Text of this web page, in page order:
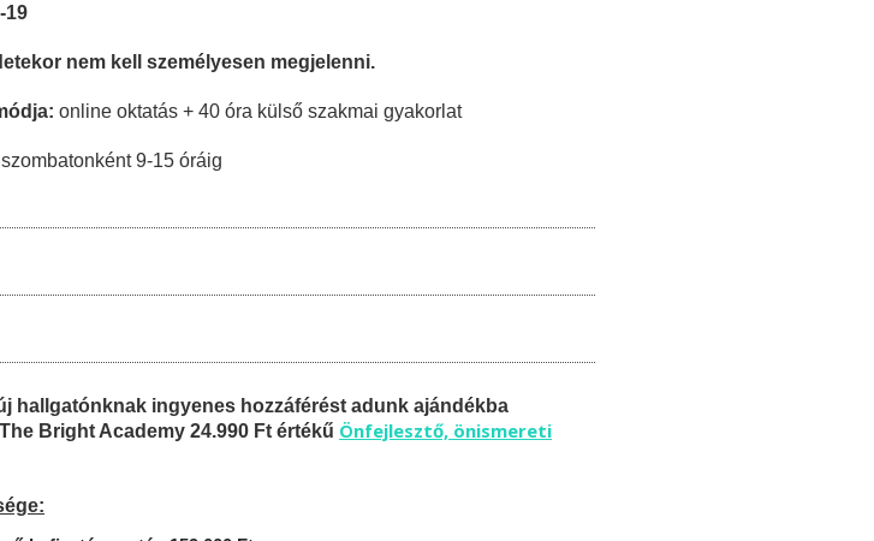
19
nem kell személyesen megjelenni.
online oktatás + 40 óra külső szakmai gyakorlat
szombatonként 9-15 óráig
hallgatónknak ingyenes hozzáférést adunk ajándékba
Bright Academy 24.990 Ft értékű Önfejlesztő, önismereti